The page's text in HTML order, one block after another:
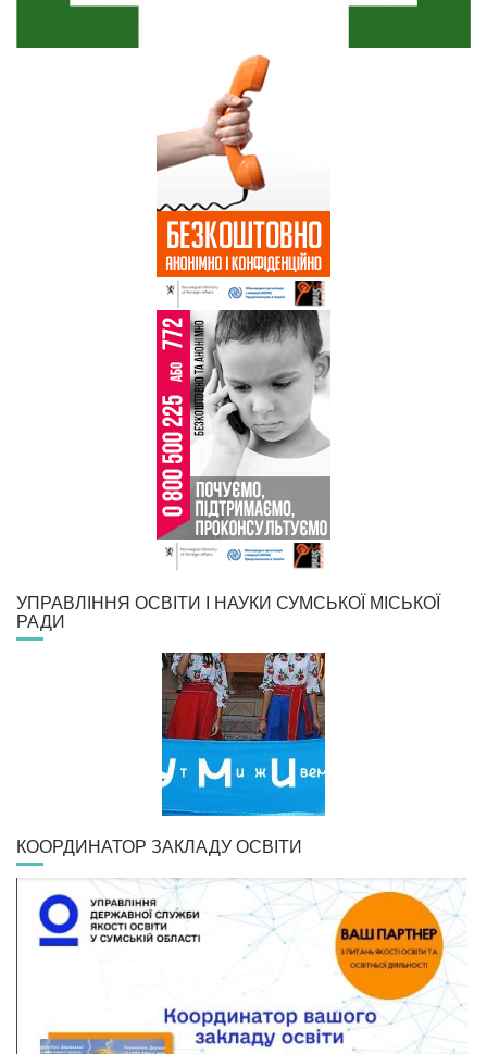
УПРАВЛІННЯ ОСВІТИ І НАУКИ СУМСЬКОЇ МІСЬКОЇ
РАДИ
КООРДИНАТОР ЗАКЛАДУ ОСВІТИ